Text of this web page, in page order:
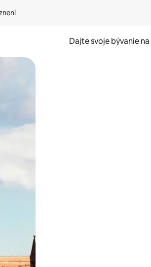
Dajte svoje bývanie
pomocou dotykových gest či potiahnutia